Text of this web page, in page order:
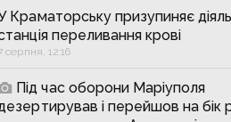
Краматорську призупиняє
переливання крові
серпня, 12:16
Під час оборони Маріуполя
і перейшов на бік